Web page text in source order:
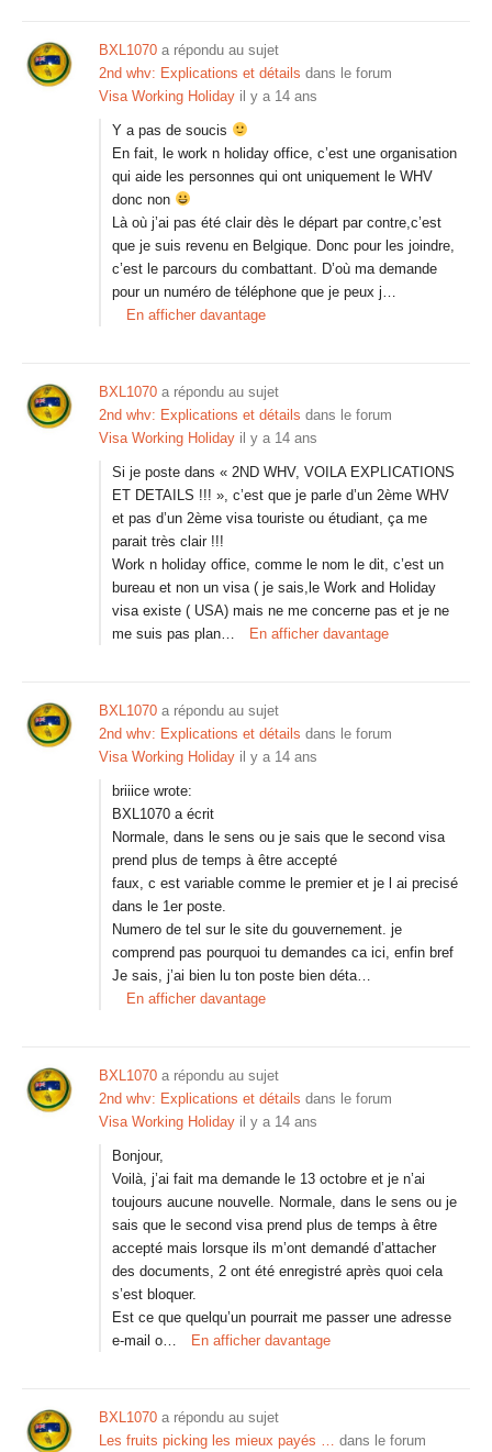
BXL1070 a répondu au sujet
2nd whv: Explications et détails dans le forum
Visa Working Holiday il y a 14 ans
Y a pas de soucis
En fait, le work n holiday office, c’est une organisation
qui aide les personnes qui ont uniquement le WHV
donc non
Là où j’ai pas été clair dès le départ par contre,c’est
que je suis revenu en Belgique. Donc pour les joindre,
c’est le parcours du combattant. D’où ma demande
pour un numéro de téléphone que je peux j…
En afficher davantage
BXL1070 a répondu au sujet
2nd whv: Explications et détails dans le forum
Visa Working Holiday il y a 14 ans
Si je poste dans « 2ND WHV, VOILA EXPLICATIONS
ET DETAILS !!! », c’est que je parle d’un 2ème WHV
et pas d’un 2ème visa touriste ou étudiant, ça me
parait très clair !!!
Work n holiday office, comme le nom le dit, c’est un
bureau et non un visa ( je sais,le Work and Holiday
visa existe ( USA) mais ne me concerne pas et je ne
me suis pas plan…
En afficher davantage
BXL1070 a répondu au sujet
2nd whv: Explications et détails dans le forum
Visa Working Holiday il y a 14 ans
briiice wrote:
BXL1070 a écrit
Normale, dans le sens ou je sais que le second visa
prend plus de temps à être accepté
faux, c est variable comme le premier et je l ai precisé
dans le 1er poste.
Numero de tel sur le site du gouvernement. je
comprend pas pourquoi tu demandes ca ici, enfin bref
Je sais, j’ai bien lu ton poste bien déta…
En afficher davantage
BXL1070 a répondu au sujet
2nd whv: Explications et détails dans le forum
Visa Working Holiday il y a 14 ans
Bonjour,
Voilà, j’ai fait ma demande le 13 octobre et je n’ai
toujours aucune nouvelle. Normale, dans le sens ou je
sais que le second visa prend plus de temps à être
accepté mais lorsque ils m’ont demandé d’attacher
des documents, 2 ont été enregistré après quoi cela
s’est bloquer.
Est ce que quelqu’un pourrait me passer une adresse
e-mail o…
En afficher davantage
BXL1070 a répondu au sujet
Les fruits picking les mieux payés … dans le forum